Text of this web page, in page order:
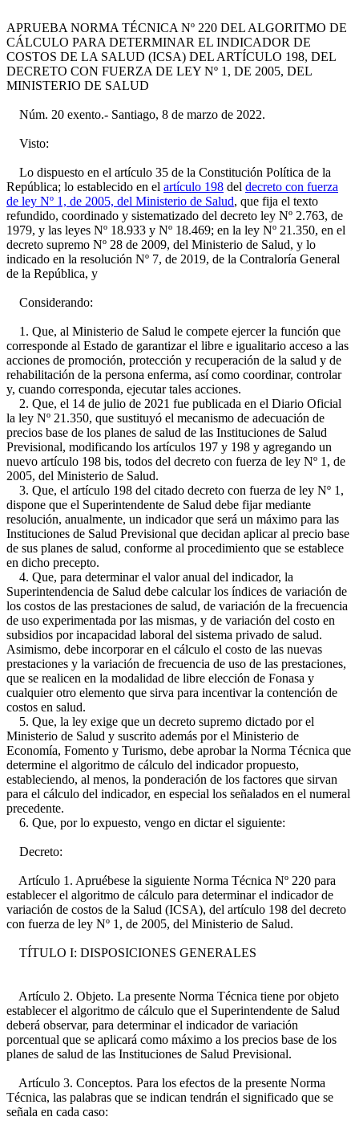
APRUEBA NORMA TÉCNICA Nº 220 DEL ALGORITMO DE
CÁLCULO PARA DETERMINAR EL INDICADOR DE
COSTOS DE LA SALUD (ICSA) DEL ARTÍCULO 198, DEL
DECRETO CON FUERZA DE LEY Nº 1, DE 2005, DEL
MINISTERIO DE SALUD
Núm. 20 exento.- Santiago, 8 de marzo de 2022.
Visto:
Lo dispuesto en el artículo 35 de la Constitución Política de la
República; lo establecido en el artículo 198 del decreto con fuerza
de ley Nº 1, de 2005, del Ministerio de Salud, que fija el texto
refundido, coordinado y sistematizado del decreto ley Nº 2.763, de
1979, y las leyes Nº 18.933 y Nº 18.469; en la ley Nº 21.350, en el
decreto supremo Nº 28 de 2009, del Ministerio de Salud, y lo
indicado en la resolución Nº 7, de 2019, de la Contraloría General
de la República, y
Considerando:
1. Que, al Ministerio de Salud le compete ejercer la función que
corresponde al Estado de garantizar el libre e igualitario acceso a las
acciones de promoción, protección y recuperación de la salud y de
rehabilitación de la persona enferma, así como coordinar, controlar
y, cuando corresponda, ejecutar tales acciones.
2. Que, el 14 de julio de 2021 fue publicada en el Diario Oficial
la ley Nº 21.350, que sustituyó el mecanismo de adecuación de
precios base de los planes de salud de las Instituciones de Salud
Previsional, modificando los artículos 197 y 198 y agregando un
nuevo artículo 198 bis, todos del decreto con fuerza de ley Nº 1, de
2005, del Ministerio de Salud.
3. Que, el artículo 198 del citado decreto con fuerza de ley Nº 1,
dispone que el Superintendente de Salud debe fijar mediante
resolución, anualmente, un indicador que será un máximo para las
Instituciones de Salud Previsional que decidan aplicar al precio base
de sus planes de salud, conforme al procedimiento que se establece
en dicho precepto.
4. Que, para determinar el valor anual del indicador, la
Superintendencia de Salud debe calcular los índices de variación de
los costos de las prestaciones de salud, de variación de la frecuencia
de uso experimentada por las mismas, y de variación del costo en
subsidios por incapacidad laboral del sistema privado de salud.
Asimismo, debe incorporar en el cálculo el costo de las nuevas
prestaciones y la variación de frecuencia de uso de las prestaciones,
que se realicen en la modalidad de libre elección de Fonasa y
cualquier otro elemento que sirva para incentivar la contención de
costos en salud.
5. Que, la ley exige que un decreto supremo dictado por el
Ministerio de Salud y suscrito además por el Ministerio de
Economía, Fomento y Turismo, debe aprobar la Norma Técnica que
determine el algoritmo de cálculo del indicador propuesto,
estableciendo, al menos, la ponderación de los factores que sirvan
para el cálculo del indicador, en especial los señalados en el numeral
precedente.
6. Que, por lo expuesto, vengo en dictar el siguiente:
Decreto:
Artículo 1. Apruébese la siguiente Norma Técnica Nº 220 para
establecer el algoritmo de cálculo para determinar el indicador de
variación de costos de la Salud (ICSA), del artículo 198 del decreto
con fuerza de ley Nº 1, de 2005, del Ministerio de Salud.
TÍTULO I: DISPOSICIONES GENERALES
Artículo 2. Objeto. La presente Norma Técnica tiene por objeto
establecer el algoritmo de cálculo que el Superintendente de Salud
deberá observar, para determinar el indicador de variación
porcentual que se aplicará como máximo a los precios base de los
planes de salud de las Instituciones de Salud Previsional.
Artículo 3. Conceptos. Para los efectos de la presente Norma
Técnica, las palabras que se indican tendrán el significado que se
señala en cada caso: